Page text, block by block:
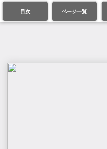
目次 ページ一覧